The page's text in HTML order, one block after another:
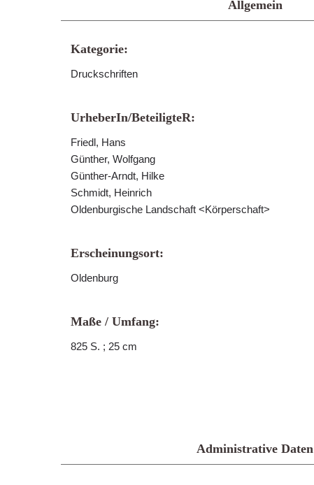
Allgemein
Kategorie:
Druckschriften
UrheberIn/BeteiligteR:
Friedl, Hans
Günther, Wolfgang
Günther-Arndt, Hilke
Schmidt, Heinrich
Oldenburgische Landschaft <Körperschaft>
Erscheinungsort:
Oldenburg
Maße / Umfang:
825 S. ; 25 cm
Administrative Daten